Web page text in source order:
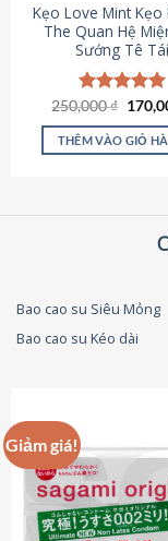
Kẹo Love Mint Kẹo
The Quan Hệ
Sướng Tê Tái
Được xếp
hạng5.00
5 sao
250,000₫ Giá
là:
THÊM VÀO GIỎ
Bao cao su Siêu Mỏng
Bao cao su Kéo dài
Giảm giá!